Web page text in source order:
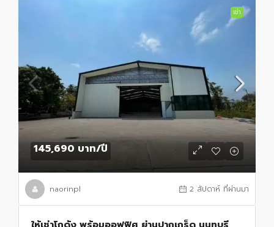
เช่า
145,690 บาท/ปี
naorinpl 2 สัปดาห์ ที่ผ่านมา